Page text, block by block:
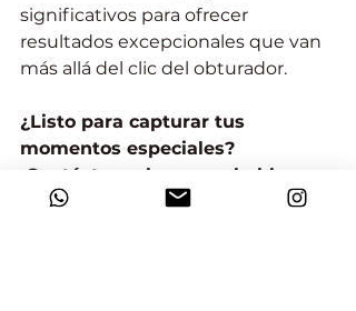
significativos para ofrecer
resultados excepcionales que van
más allá del clic del obturador.
¿Listo para capturar tus
momentos especiales?
¡Contáctame hoy para hablar
sobre tus necesidades de sesión